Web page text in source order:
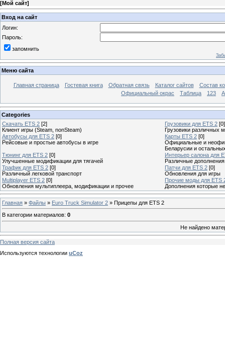
[Мой сайт]
Вход на сайт
Логин:
Пароль:
запомнить
Меню сайта
Главная страница Гостевая книга Обратная связь Каталог сайтов
Состав
Официальный окрас
Таблица 123
Categories
Скачать ETS 2 [2]
Клиент игры (Steam, nonSteam)
Грузовики для ETS 2 [0]
Грузовики различных
Автобусы для ETS 2 [0]
Рейсовые и простые автобусы в игре
Карты ETS 2 [0]
Официальные и
Беларусии и
Тюнинг для ETS 2 [0]
Улучшенные модификации для тягачей
Интерьер салона для
Различные
Трафик для ETS 2 [0]
Различный легковой транспорт
Патчи для ETS 2 [0]
Обновления для игры
Multiplayer ETS 2 [0]
Обновления мультиплеера, модификации и прочее
Прочие моды для ETS
Дополнения которые
Главная » Файлы » Euro Truck Simulator 2 » Прицепы для ETS 2
В категории материалов: 0
Не найдено
Полная версия сайта
Используются технологии uCoz